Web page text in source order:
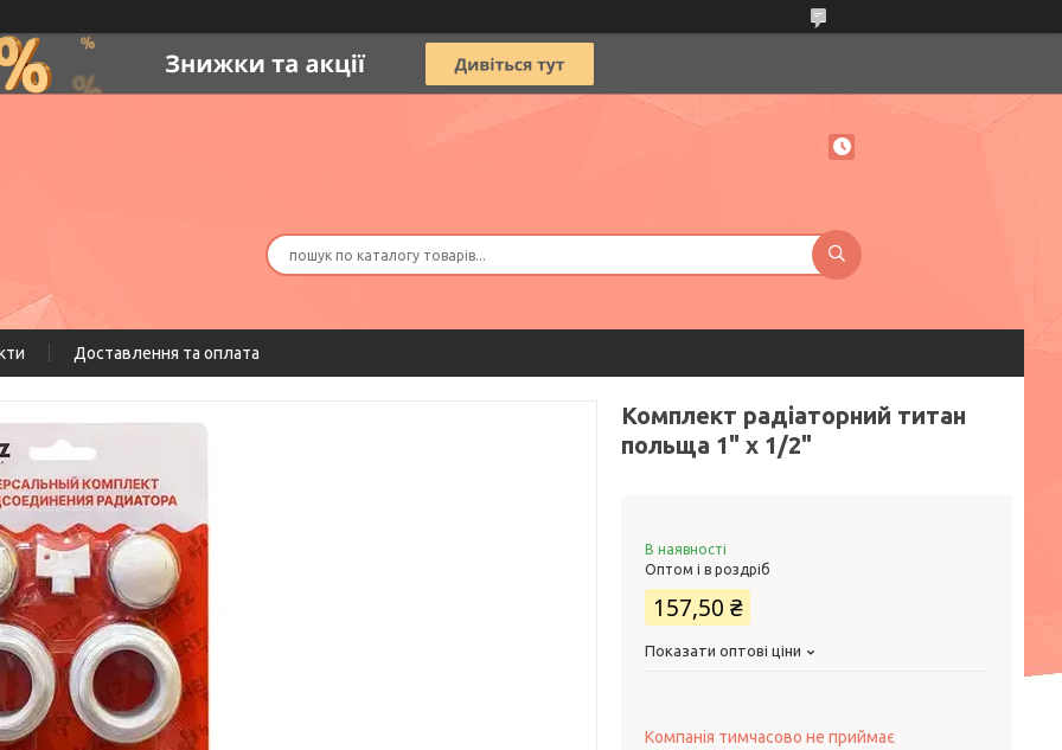
Доставлення та оплата
Комплект радіаторний титан
польща 1" х 1/2"
В наявності
Оптом і в роздріб
157,50 ₴
Показати оптові ціни
Компанія тимчасово не приймає